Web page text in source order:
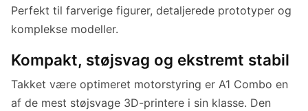
Perfekt til farverige figurer, detaljerede prototyper og
komplekse modeller.
Kompakt, støjsvag og ekstremt stabil
Takket være optimeret motorstyring er A1 Combo en
af de mest støjsvage 3D-printere i sin klasse. Den